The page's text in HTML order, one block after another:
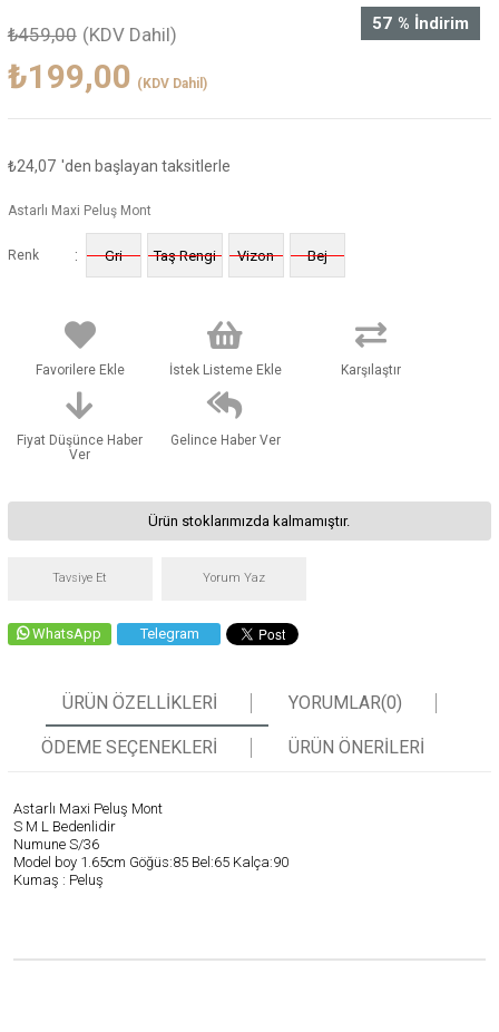
%
57 İndirim
₺459,00 (KDV Dahil)
₺199,00 (KDV Dahil)
₺24,07 'den başlayan taksitlerle
Astarlı Maxi Peluş Mont
Renk : Gri Taş Rengi Vizon Bej
Favorilere Ekle İstek Listeme Ekle Karşılaştır
Fiyat Düşünce Haber
Ver
Gelince Haber Ver
Ürün stoklarımızda kalmamıştır.
Tavsiye Et Yorum Yaz
WhatsApp Telegram
ÜRÜN ÖZELLIKLERI YORUMLAR(0)
ÖDEME SEÇENEKLERI ÜRÜN ÖNERILERI
Astarlı Maxi Peluş Mont
S M L Bedenlidir
Numune S/36
Model boy 1.65cm Göğüs:85 Bel:65 Kalça:90
Kumaş : Peluş